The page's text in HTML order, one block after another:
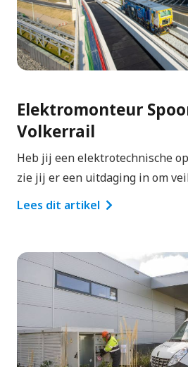
Elektromonteur
Volkerrail
Heb jij een elektrotechnische
zie jij er een uitdaging in om
Lees dit artikel